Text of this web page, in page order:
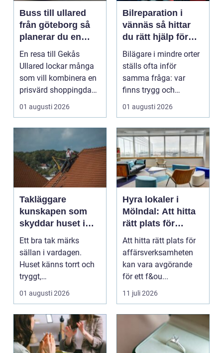
Buss till ullared
från göteborg så
planerar du en
smidig
shoppingdag
En resa till Gekås
Ullared lockar många
som vill kombinera en
prisvärd shoppingdag
med en enkel och ...
01 augusti 2026
Bilreparation i
vännäs så hittar
du rätt hjälp för
din bil
Bilägare i mindre orter
ställs ofta inför
samma fråga: var
finns trygg och
prisvärd hjälp när bilen
01 augusti 2026
Takläggare
kunskapen som
skyddar huset i
längden
Ett bra tak märks
sällan i vardagen.
Huset känns torrt och
tryggt,
inomhusklimatet
fungerar och ener...
01 augusti 2026
Hyra lokaler i
Mölndal: Att hitta
rätt plats för
affärsverksamhete
Att hitta rätt plats för
affärsverksamheten
kan vara avgörande
för ett f&ou...
11 juli 2026